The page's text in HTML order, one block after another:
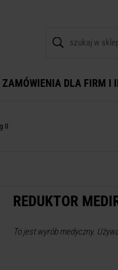
ZAMÓWIENIA DLA FIRM I
II
REDUKTOR
To jest wyrób medyczny.